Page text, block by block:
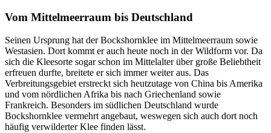
Vom Mittelmeerraum bis Deutschland
Seinen Ursprung hat der Bockshornklee im Mittelmeerraum sowie
Westasien. Dort kommt er auch heute noch in der Wildform vor. Da
sich die Kleesorte sogar schon im Mittelalter über große Beliebtheit
erfreuen durfte, breitete er sich immer weiter aus. Das
Verbreitungsgebiet erstreckt sich heutzutage von China bis Amerika
und vom nördlichen Afrika bis nach Griechenland sowie
Frankreich. Besonders im südlichen Deutschland wurde
Bockshornklee vermehrt angebaut, weswegen sich auch dort noch
häufig verwilderter Klee finden lässt.